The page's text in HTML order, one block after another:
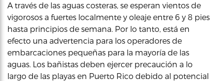
A través de las aguas costeras, se esperan vientos de
vigorosos a fuertes localmente y oleaje entre 6 y 8 pies
hasta principios de semana. Por lo tanto, está en
efecto una advertencia para los operadores de
embarcaciones pequeñas para la mayoría de las
aguas. Los bañistas deben ejercer precaución a lo
largo de las playas en Puerto Rico debido al potencial